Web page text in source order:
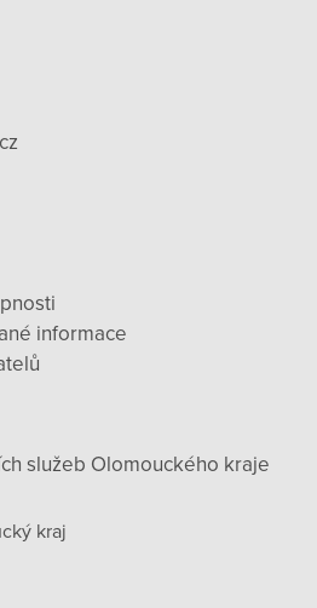
informace
služeb Olomouckého kraje
kraj